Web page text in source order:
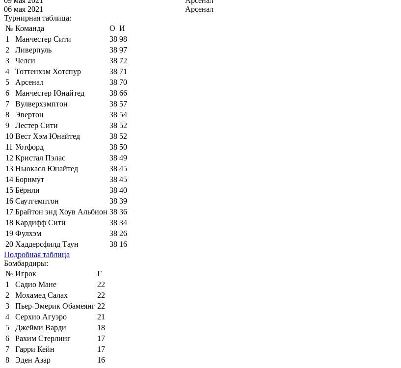
06 мая 2021
Арсенал
Турнирная таблица:
№ Команда О И
1
Манчестер Сити 38 98
2
Ливерпуль 38 97
3
Челси 38 72
4
Тоттенхэм Хотспур 38 71
5
Арсенал 38 70
6
Манчестер Юнайтед 38 66
7
Вулверхэмптон 38 57
8
Эвертон 38 54
9
Лестер Сити 38 52
10 Вест Хэм Юнайтед 38 52
11 Уотфорд 38 50
12 Кристал Пэлас 38 49
13 Ньюкасл Юнайтед 38 45
14 Борнмут 38 45
15 Бёрнли 38 40
16 Саутгемптон 38 39
17 Брайтон энд Хоув Альбион 38 36
18 Кардифф Сити 38 34
19 Фулхэм 38 26
20 Хаддерсфилд Таун 38 16
Подробная таблица
Бомбардиры:
№ Игрок
Г
1
Садио Мане
22
2
Мохамед Салах
22
3
Пьер-Эмерик Обамеянг 22
4
Серхио Агуэро
21
5
Джейми Варди
18
6
Рахим Стерлинг
17
7
Гарри Кейн
17
8
Эден Азар
16